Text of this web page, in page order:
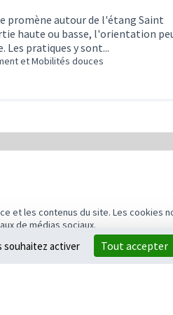
et les contenus du site. Les cookies
de médias sociaux.
promène autour de l'étang Saint
haute ou basse, l'orientation
Les pratiques y sont...
et Mobilités douces
souhaitez activer Tout accepter